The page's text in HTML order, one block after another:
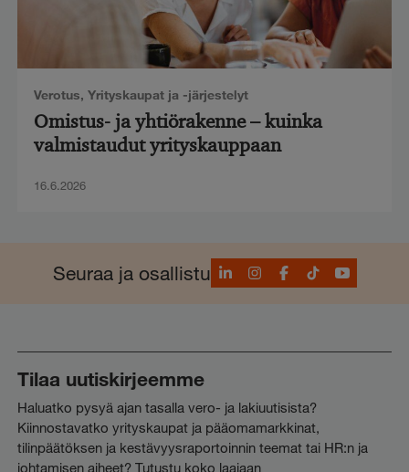
Verotus, Yrityskaupat ja -järjestelyt
Omistus- ja yhtiörakenne – kuinka
valmistaudut yrityskauppaan
16.6.2026
Seuraa ja osallistuLinkedInInstagram
Facebook
TikTokYouTube
Tilaa uutiskirjeemme
Haluatko pysyä ajan tasalla vero- ja lakiuutisista?
Kiinnostavatko yrityskaupat ja pääomamarkkinat,
tilinpäätöksen ja kestävyysraportoinnin teemat tai HR:n ja
johtamisen aiheet? Tutustu koko laajaan